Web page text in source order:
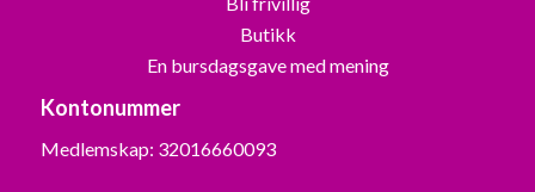
Butikk
En bursdagsgave med mening
Kontonummer
Medlemskap: 32016660093